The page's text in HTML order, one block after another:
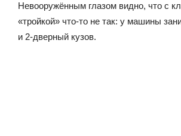
Невооружённым глазом видно, что с
«тройкой» что-то не так: у машины
и 2-дверный кузов.